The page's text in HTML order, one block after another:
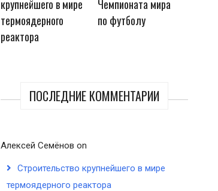
крупнейшего в мире
термоядерного
реактора
Чемпионата мира
по футболу
ПОСЛЕДНИЕ КОММЕНТАРИИ
Алексей Семёнов on
Строительство крупнейшего в мире
термоядерного реактора